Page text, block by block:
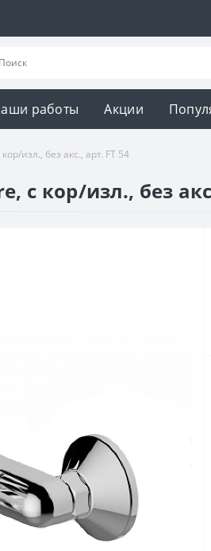
работы Акции
изл., без акс., арт. FT 54
с кор/изл., без